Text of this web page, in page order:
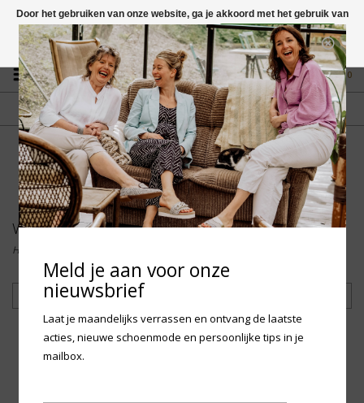
Vragen? App naar +31 58 250 1503
0
GRATIS VERZENDING NL
Vanaf € 75,-
FYSIEKE WINKEL
in Mantgum (frl)
fdad
Woden
Home
Filteren
Door het gebruiken van onze website, ga je akkoord met het gebruik van
cookies om onze website te verbeteren.
Dit bericht verbergen
Meer over cookies »
Meld je aan voor onze
nieuwsbrief
Laat je maandelijks verrassen en ontvang de laatste
acties, nieuwe schoenmode en persoonlijke tips in je
mailbox.